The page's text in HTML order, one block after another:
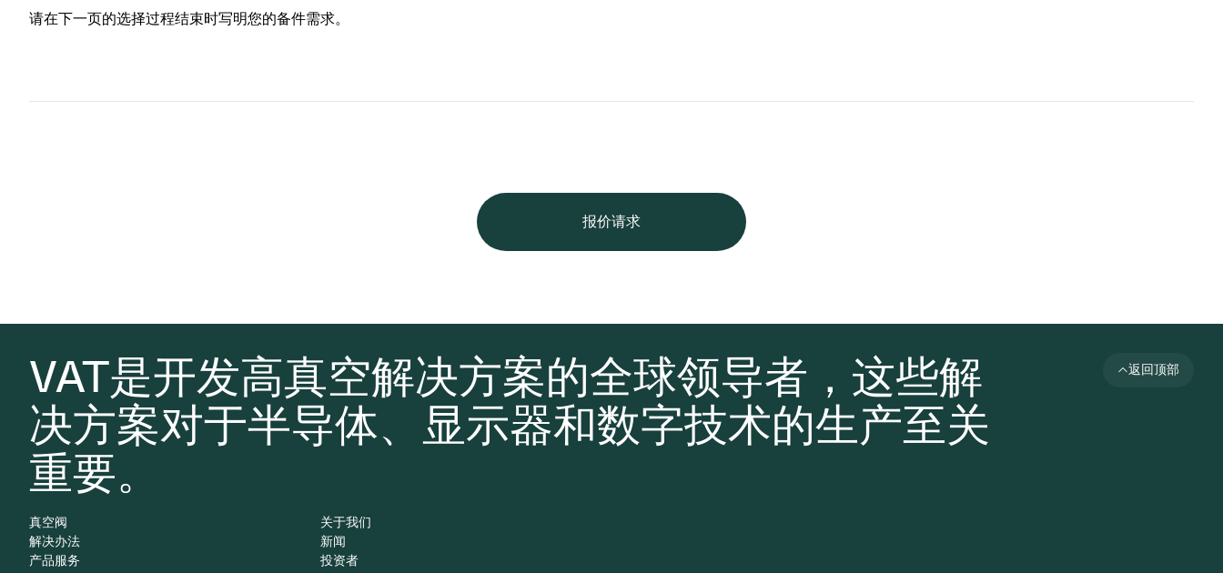
请在下一页的选择过程结束时写明您的备件需求。
报价请求
VAT是开发高真空解决方案的全球领导者，这些解
决方案对于半导体、显示器和数字技术的生产至关
重要。
返回顶部
真空阀
解决办法
产品服务
关于我们
新闻
投资者